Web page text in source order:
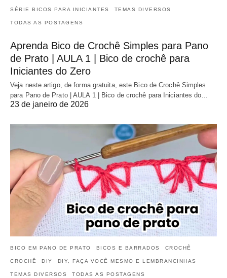
SÉRIE BICOS PARA INICIANTES TEMAS DIVERSOS
TODAS AS POSTAGENS
Aprenda Bico de Crochê Simples para Pano
de Prato | AULA 1 | Bico de crochê para
Iniciantes do Zero
Veja neste artigo, de forma gratuita, este Bico de Crochê Simples
para Pano de Prato | AULA 1 | Bico de crochê para Iniciantes do…
23 de janeiro de 2026
BICO EM PANO DE PRATO BICOS E BARRADOS CROCHÊ
CROCHÊ DIY DIY, FAÇA VOCÊ MESMO E LEMBRANCINHAS
TEMAS DIVERSOS TODAS AS POSTAGENS